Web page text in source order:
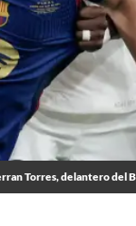
Torres, delantero del